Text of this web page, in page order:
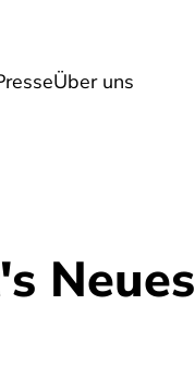
Über uns
Verträge
Neues